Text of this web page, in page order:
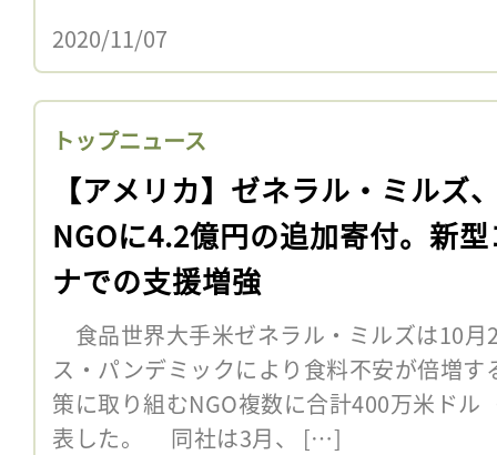
2020/11/07
トップニュース
【アメリカ】ゼネラル・ミルズ
NGOに4.2億円の追加寄付。新
ナでの支援増強
食品世界大手米ゼネラル・ミルズは10月
ス・パンデミックにより食料不安が倍増
策に取り組むNGO複数に合計400万米ドル
表した。 同社は3月、 […]